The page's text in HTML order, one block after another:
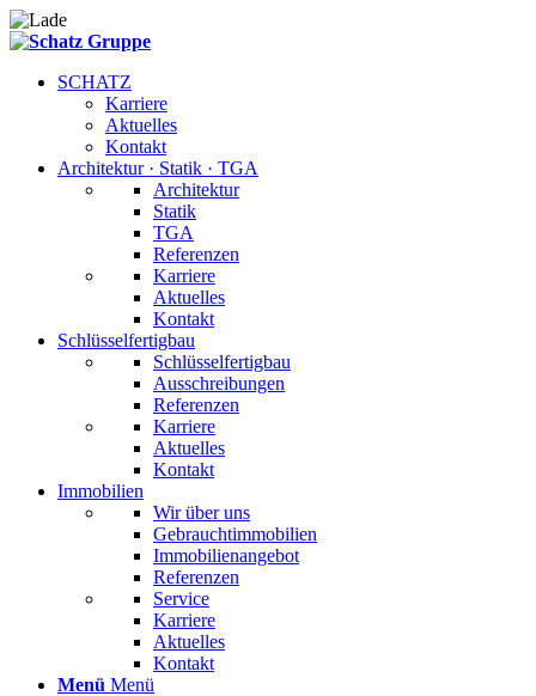
SCHATZ
Karriere
Aktuelles
Kontakt
Architektur · Statik · TGA
Architektur
Statik
TGA
Referenzen
Karriere
Aktuelles
Kontakt
Schlüsselfertigbau
Schlüsselfertigbau
Ausschreibungen
Referenzen
Karriere
Aktuelles
Kontakt
Immobilien
Wir über uns
Gebrauchtimmobilien
Immobilienangebot
Referenzen
Service
Karriere
Aktuelles
Kontakt
Menü Menü